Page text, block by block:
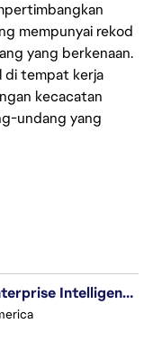
mempunyai rekod
yang berkenaan.
di tempat kerja
kecacatan
undang yang
Expert Analyst - Apex Legends, Enterprise Intelligence (EI)